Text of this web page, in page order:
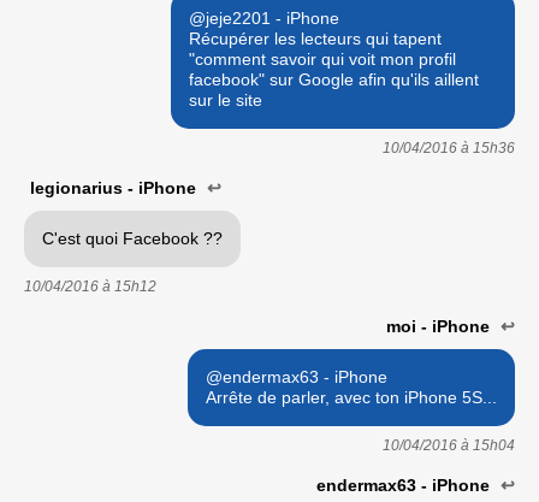
@jeje2201 - iPhone
Récupérer les lecteurs qui tapent
"comment savoir qui voit mon profil
facebook" sur Google afin qu'ils aillent
sur le site
10/04/2016 à 15h36
legionarius - iPhone ↩
C'est quoi Facebook ??
10/04/2016 à 15h12
moi - iPhone ↩
@endermax63 - iPhone
Arrête de parler, avec ton iPhone 5S...
10/04/2016 à 15h04
endermax63 - iPhone ↩